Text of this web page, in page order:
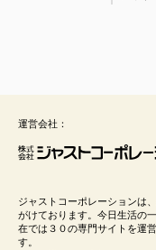
運営会社：
ジャストコーポレーションは
がけております。今日生活の
在では３０の専門サイトを運
す。